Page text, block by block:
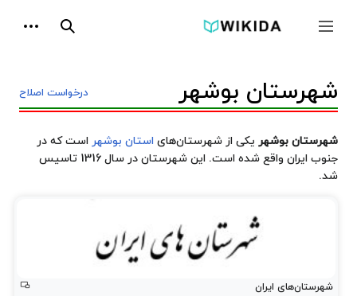
جمع و باز کردن نوار کناری جستجو
درخواست اصلاح شهرستان بوشهر
شهرستان بوشهر یکی از شهرستان‌های استان بوشهر است که در
جنوب ایران واقع شده است. این شهرستان در سال 1316 تاسیس
شد.
شهرستان‌های ایران